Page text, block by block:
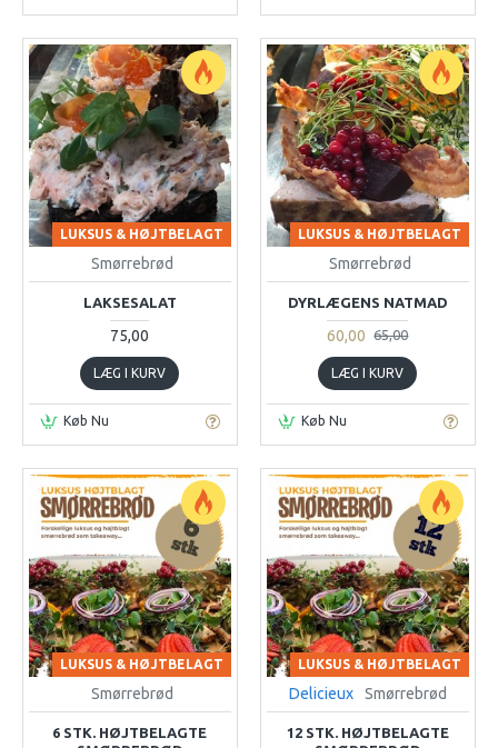
LUKSUS & HØJTBELAGT
Smørrebrød
LAKSESALAT
75,00
LÆG I KURV
Køb Nu
LUKSUS & HØJTBELAGT
Smørrebrød
DYRLÆGENS NATMAD
60,00 65,00
LÆG I KURV
Køb Nu
LUKSUS & HØJTBELAGT
Smørrebrød
6 STK. HØJTBELAGTE
LUKSUS & HØJTBELAGT
Delicieux Smørrebrød
12 STK. HØJTBELAGTE